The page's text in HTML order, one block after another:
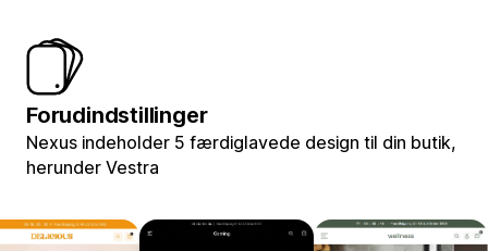
Forudindstillinger
Nexus indeholder 5 færdiglavede design til din butik,
herunder Vestra